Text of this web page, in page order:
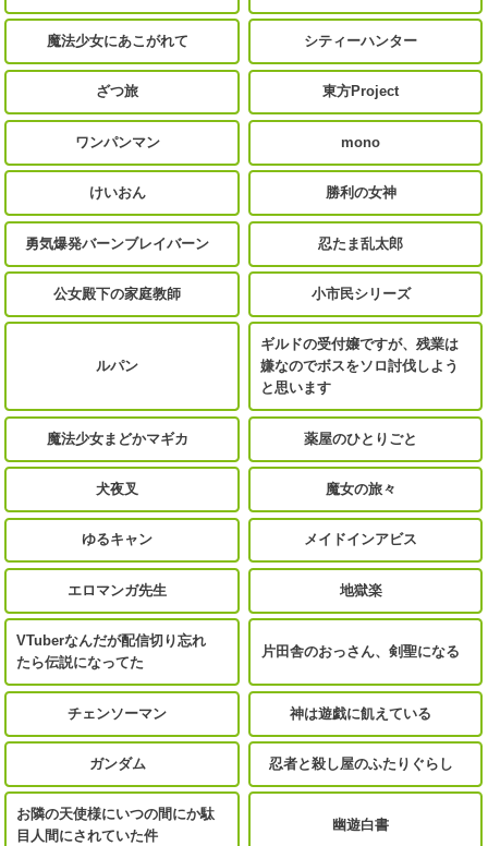
魔法少女にあこがれて シティーハンター
ざつ旅 東方Project
ワンパンマン mono
けいおん 勝利の女神
勇気爆発バーンブレイバーン 忍たま乱太郎
公女殿下の家庭教師 小市民シリーズ
ルパン
ギルドの受付嬢ですが、残業は
嫌なのでボスをソロ討伐しよう
と思います
魔法少女まどかマギカ 薬屋のひとりごと
犬夜叉 魔女の旅々
ゆるキャン メイドインアビス
エロマンガ先生 地獄楽
VTuberなんだが配信切り忘れ
たら伝説になってた
片田舎のおっさん、剣聖になる
チェンソーマン 神は遊戯に飢えている
ガンダム 忍者と殺し屋のふたりぐらし
お隣の天使様にいつの間にか駄
目人間にされていた件
幽遊白書